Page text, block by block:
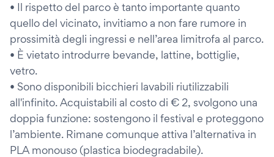
• Il rispetto del parco è tanto importante quanto
quello del vicinato, invitiamo a non fare rumore in
prossimità degli ingressi e nell’area limitrofa al parco.
• È vietato introdurre bevande, lattine, bottiglie,
vetro.
• Sono disponibili bicchieri lavabili riutilizzabili
all'infinito. Acquistabili al costo di € 2, svolgono una
doppia funzione: sostengono il festival e proteggono
l’ambiente. Rimane comunque attiva l’alternativa in
PLA monouso (plastica biodegradabile).